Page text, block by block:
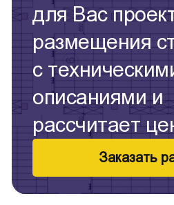
для Вас
размещения
с
описаниями и
рассчитает
Заказать